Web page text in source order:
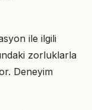
ile ilgili
zorluklarla
Deneyim